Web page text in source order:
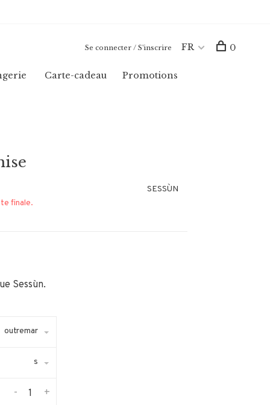
Carte-cadeau Promotions
Se connecter / S'inscrire FR 0
finale.
SESSÙN
Sessùn.
outremar
s
+
-